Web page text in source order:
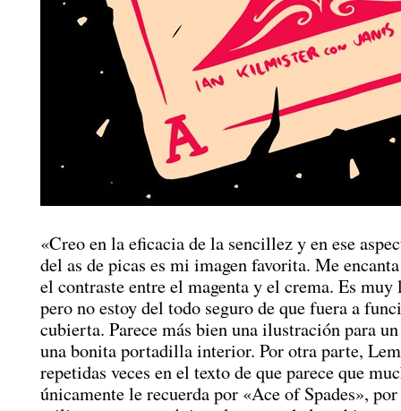
«Creo en la eficacia de la sencillez y en ese
del as de picas es mi imagen favorita. Me
el contraste entre el magenta y el crema. Es
pero no estoy del todo seguro de que fuera a
cubierta. Parece más bien una ilustración para
una bonita portadilla interior. Por otra parte,
repetidas veces en el texto de que parece que
únicamente le recuerda por «Ace of Spades»,